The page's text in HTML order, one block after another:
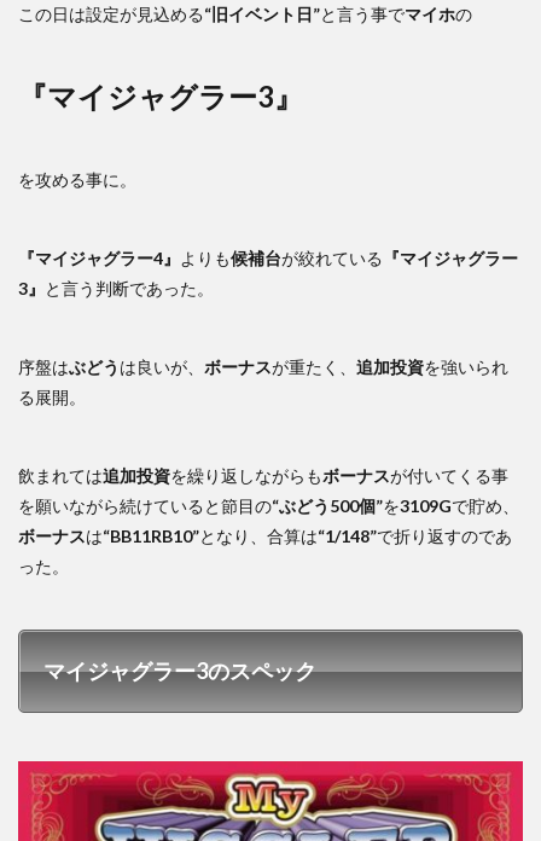
この日は設定が見込める“旧イベント日”と言う事でマイホの
『マイジャグラー3』
を攻める事に。
『マイジャグラー4』 よりも候補台が絞れている 『マイジャグラー
3』 と言う判断であった。
序盤はぶどう は良いが、 ボーナスが重たく、 追加投資を強いられ
る展開。
飲まれては追加投資を繰り返しながらもボーナスが付いてくる事
を願いながら続けていると節目の“ぶどう500個”を3109Gで貯め、
ボーナスは“BB11RB10”となり、合算は“1/148”で折り返すのであ
った。
マイジャグラー3のスペック